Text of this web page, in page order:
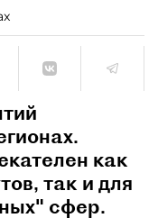
как
так и для
сфер.